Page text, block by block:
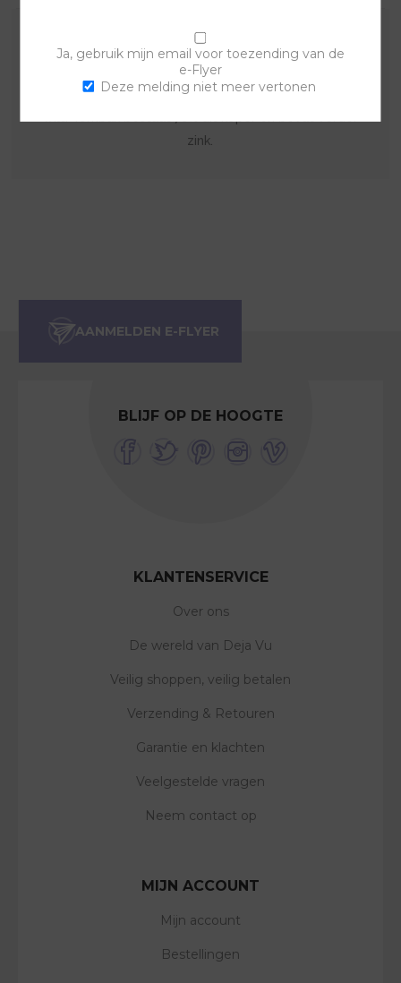
Een origineel horloge zelf samenstellen? Dat is
mogelijk met deze tombak sierringen en de
horlogebanden. Combineer en creëer zo vaak je zelf
zink.
BLIJF OP DE HOOGTE
KLANTENSERVICE
Over ons
De wereld van Deja Vu
Veilig shoppen, veilig betalen
Verzending & Retouren
Garantie en klachten
Veelgestelde vragen
Neem contact op
MIJN ACCOUNT
Mijn account
Bestellingen
Ja, gebruik mijn email voor toezending van de
e-Flyer
Deze melding niet meer vertonen